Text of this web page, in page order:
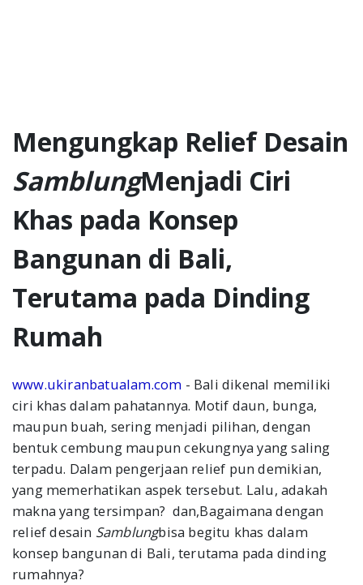
Mengungkap Relief Desain
SamblungMenjadi Ciri
Khas pada Konsep
Bangunan di Bali,
Terutama pada Dinding
Rumah
www.ukiranbatualam.com - Bali dikenal memiliki
ciri khas dalam pahatannya. Motif daun, bunga,
maupun buah, sering menjadi pilihan, dengan
bentuk cembung maupun cekungnya yang saling
terpadu. Dalam pengerjaan relief pun demikian,
yang memerhatikan aspek tersebut. Lalu, adakah
makna yang tersimpan? dan,Bagaimana dengan
relief desain Samblungbisa begitu khas dalam
konsep bangunan di Bali, terutama pada dinding
rumahnya?